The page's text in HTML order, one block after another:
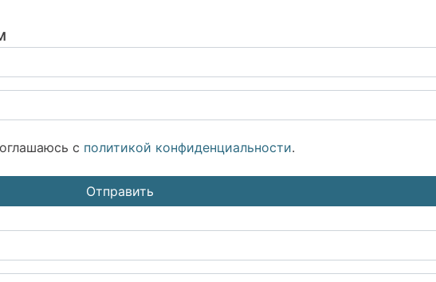
с политикой конфиденциальности.